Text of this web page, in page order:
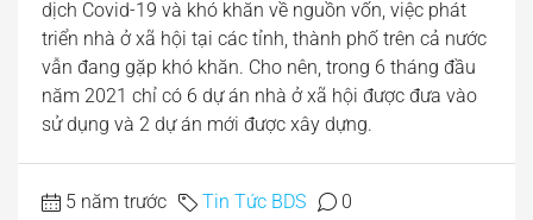
dịch Covid-19 và khó khăn về nguồn vốn, việc phát
triển nhà ở xã hội tại các tỉnh, thành phố trên cả nước
vẫn đang gặp khó khăn. Cho nên, trong 6 tháng đầu
năm 2021 chỉ có 6 dự án nhà ở xã hội được đưa vào
sử dụng và 2 dự án mới được xây dựng.
5 năm trước Tin Tức BDS 0